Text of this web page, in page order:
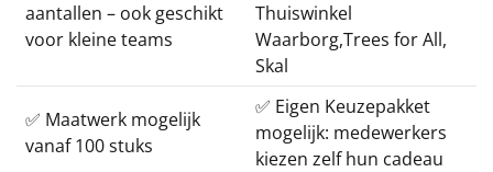
aantallen – ook geschikt
voor kleine teams
Thuiswinkel
Waarborg,Trees for All,
Skal
✅ Maatwerk mogelijk
vanaf 100 stuks
✅ Eigen Keuzepakket
mogelijk: medewerkers
kiezen zelf hun cadeau